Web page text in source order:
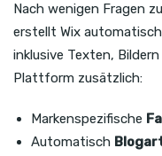
Nach wenigen Fragen
erstellt Wix
inklusive Texten,
Plattform zusätzlich:
Markenspezifische
Automatisch